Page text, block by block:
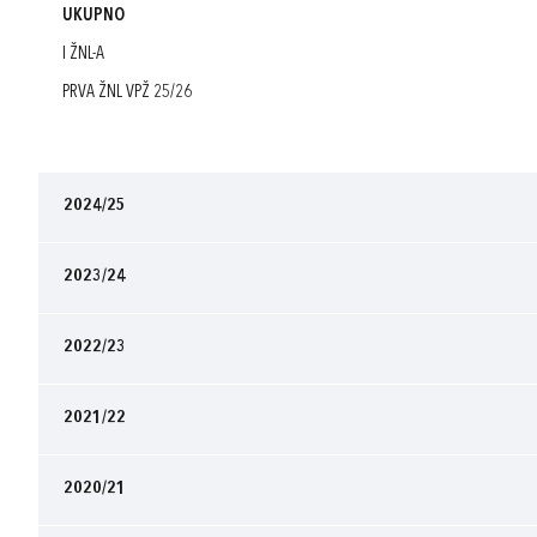
UKUPNO
I ŽNL-A
PRVA ŽNL VPŽ 25/26
2024/25
2023/24
2022/23
2021/22
2020/21